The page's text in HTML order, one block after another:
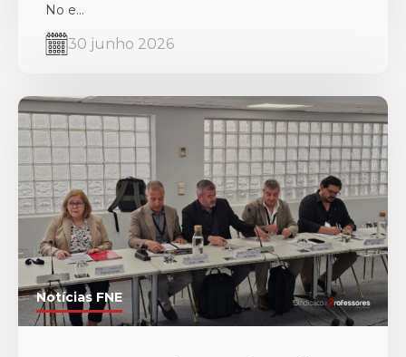
No e...
30 junho 2026
Notícias FNE